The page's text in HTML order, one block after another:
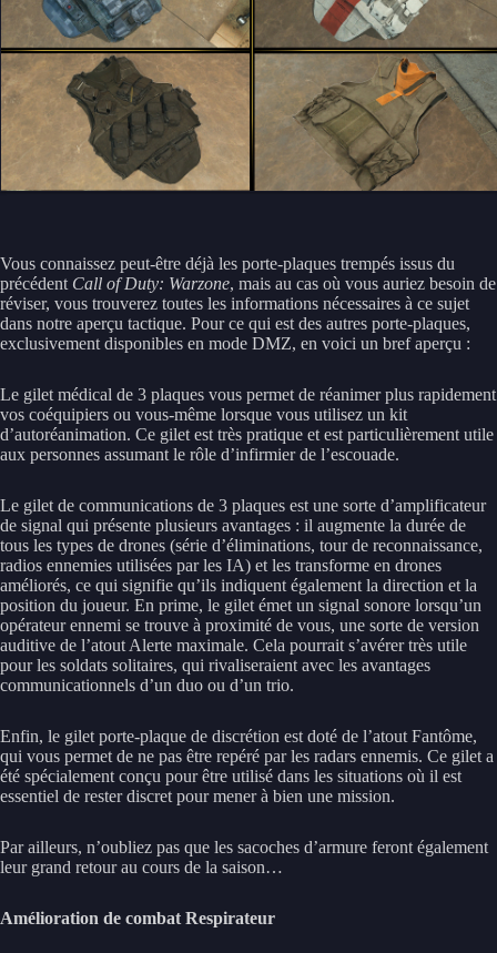
Vous connaissez peut-être déjà les porte-plaques trempés issus du
précédent Call of Duty: Warzone, mais au cas où vous auriez besoin de
réviser, vous trouverez toutes les informations nécessaires à ce sujet
dans notre aperçu tactique. Pour ce qui est des autres porte-plaques,
exclusivement disponibles en mode DMZ, en voici un bref aperçu :
Le gilet médical de 3 plaques vous permet de réanimer plus rapidement
vos coéquipiers ou vous-même lorsque vous utilisez un kit
d’autoréanimation. Ce gilet est très pratique et est particulièrement utile
aux personnes assumant le rôle d’infirmier de l’escouade.
Le gilet de communications de 3 plaques est une sorte d’amplificateur
de signal qui présente plusieurs avantages : il augmente la durée de
tous les types de drones (série d’éliminations, tour de reconnaissance,
radios ennemies utilisées par les IA) et les transforme en drones
améliorés, ce qui signifie qu’ils indiquent également la direction et la
position du joueur. En prime, le gilet émet un signal sonore lorsqu’un
opérateur ennemi se trouve à proximité de vous, une sorte de version
auditive de l’atout Alerte maximale. Cela pourrait s’avérer très utile
pour les soldats solitaires, qui rivaliseraient avec les avantages
communicationnels d’un duo ou d’un trio.
Enfin, le gilet porte-plaque de discrétion est doté de l’atout Fantôme,
qui vous permet de ne pas être repéré par les radars ennemis. Ce gilet a
été spécialement conçu pour être utilisé dans les situations où il est
essentiel de rester discret pour mener à bien une mission.
Par ailleurs, n’oubliez pas que les sacoches d’armure feront également
leur grand retour au cours de la saison…
Amélioration de combat Respirateur